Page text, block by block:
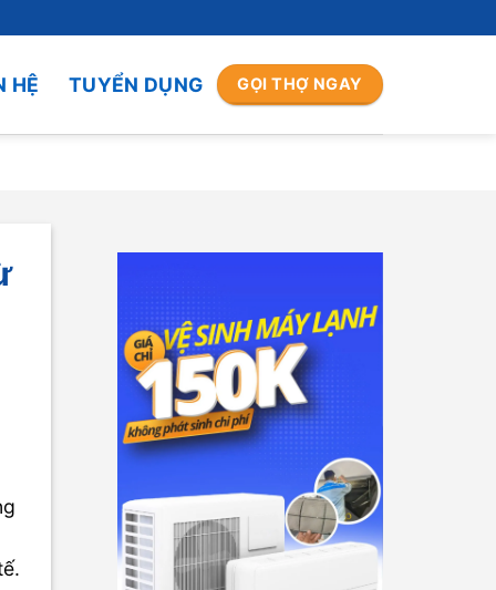
HỆ TUYỂN DỤNG GỌI THỢ NGAY